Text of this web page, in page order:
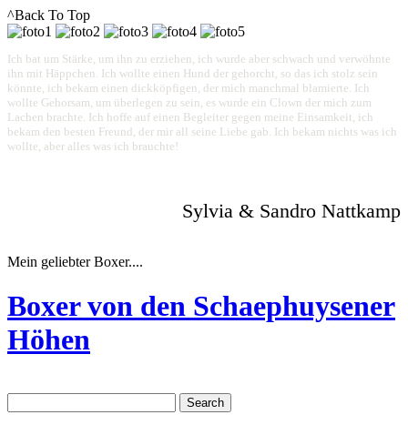
^Back To Top
Ich bat um Stärke, um ihn zu erziehen, ich wurde aber schwach und verwöhnte
ihn mit Häppchen. Ich wollte einen Hund der gehorcht, so das ich stolz sein
könnte, ich bekam einen dickköpfigen, der mich manchmal blamierte. Ich
wollte Gehorsam, um überlegen zu sein, es wurde ein Clown der mich zum
Lachen brachte. Ich hoffe auf einen Begleiter gegen meine Einsamkeit, ich
bekam den besten Freund, der mir all seine Liebe gab. Ich bekam nichts was ich
wollte, aber alles was ich brauchte!
Sylvia & Sandro Nattkamp
Mein geliebter Boxer....
Boxer von den Schaephuysener
Höhen